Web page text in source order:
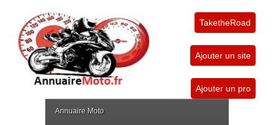
TaketheRoad
Ajouter un site
Ajouter un pro
Annuaire Moto